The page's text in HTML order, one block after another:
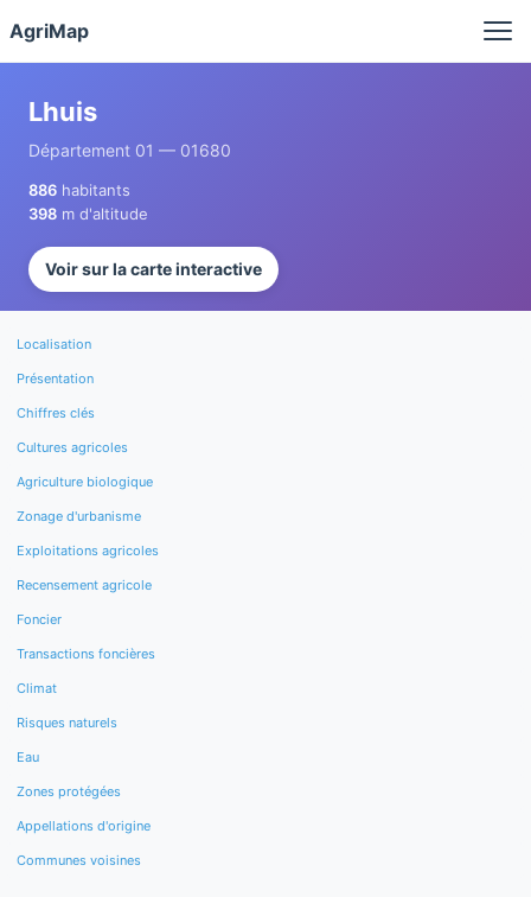
AgriMap
Lhuis
Département 01 — 01680
886 habitants
398 m d'altitude
Voir sur la carte interactive
Localisation
Présentation
Chiffres clés
Cultures agricoles
Agriculture biologique
Zonage d'urbanisme
Exploitations agricoles
Recensement agricole
Foncier
Transactions foncières
Climat
Risques naturels
Eau
Zones protégées
Appellations d'origine
Communes voisines